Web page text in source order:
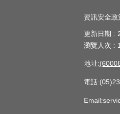
資訊安全政
更新日期
瀏覽人次
地址:
電話